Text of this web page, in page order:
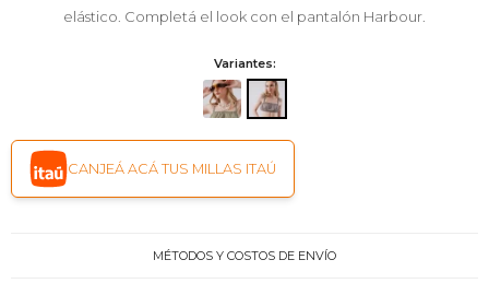
elástico. Completá el look con el pantalón Harbour.
Variantes:
CANJEÁ ACÁ TUS MILLAS ITAÚ
MÉTODOS Y COSTOS DE ENVÍO